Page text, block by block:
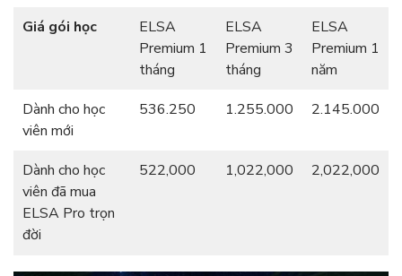
Giá gói học
ELSA
Premium 1
tháng
ELSA
Premium 3
tháng
ELSA
Premium 1
năm
Dành cho học
viên mới
536.250 1.255.000 2.145.000
Dành cho học
viên đã mua
ELSA Pro trọn
đời
522,000 1,022,000 2,022,000